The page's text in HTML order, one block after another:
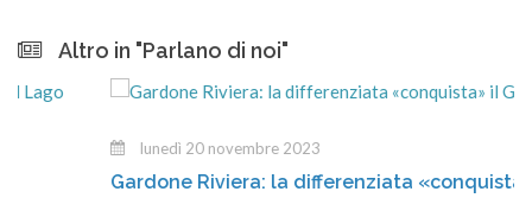
Altro in "Parlano di noi"
lunedì 20 novembre 2023
Gardone Riviera: la differenziata «conquista» il